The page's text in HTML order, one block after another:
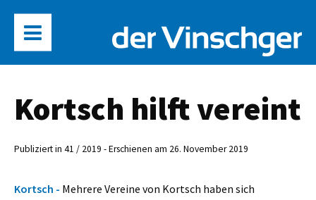
Kortsch hilft vereint
Publiziert in 41 / 2019 - Erschienen am 26. November 2019
Kortsch - Mehrere Vereine von Kortsch haben sich